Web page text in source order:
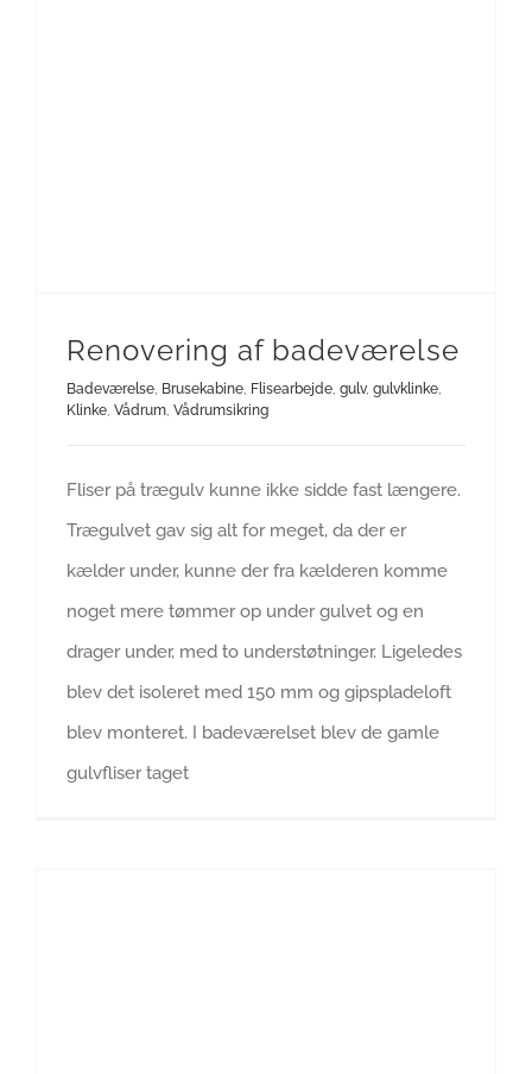
Renovering af badeværelse
Badeværelse, Brusekabine, Flisearbejde, gulv, gulvklinke,
Klinke, Vådrum, Vådrumsikring
Fliser på trægulv kunne ikke sidde fast længere.
Trægulvet gav sig alt for meget, da der er
kælder under, kunne der fra kælderen komme
noget mere tømmer op under gulvet og en
drager under, med to understøtninger. Ligeledes
blev det isoleret med 150 mm og gipspladeloft
blev monteret. I badeværelset blev de gamle
gulvfliser taget